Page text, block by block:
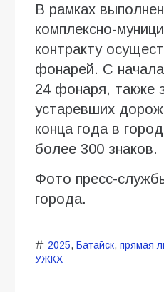
В рамках
комплексно-
контракту
фонарей. С
24 фонаря, также
устаревших
конца года в
более 300 знаков.
Фото пресс-
города.
2025, Батайск, прямая
УЖКХ